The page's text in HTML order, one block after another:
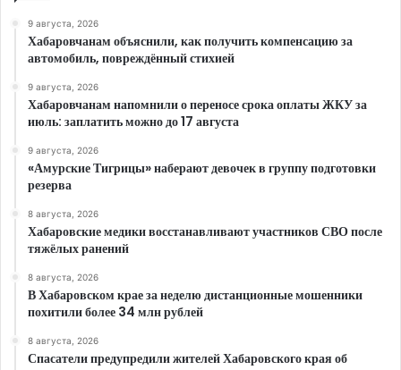
9 августа, 2026
Хабаровчанам объяснили, как получить компенсацию за
автомобиль, повреждённый стихией
9 августа, 2026
Хабаровчанам напомнили о переносе срока оплаты ЖКУ за
июль: заплатить можно до 17 августа
9 августа, 2026
«Амурские Тигрицы» наберают девочек в группу подготовки
резерва
8 августа, 2026
Хабаровские медики восстанавливают участников СВО после
тяжёлых ранений
8 августа, 2026
В Хабаровском крае за неделю дистанционные мошенники
похитили более 34 млн рублей
8 августа, 2026
Спасатели предупредили жителей Хабаровского края об